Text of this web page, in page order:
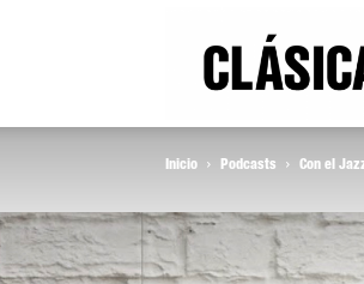
Inicio Podcasts Con el